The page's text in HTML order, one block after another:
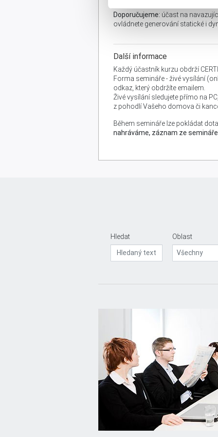
Doporučujeme: účast na
ovládnete generování statické i
Další informace
Každý účastník kurzu obdrží
Forma semináře - živé vysílání
odkaz, který obdržíte emailem.
Živé vysílání sledujete přímo na
z pohodlí Vašeho domova či
Během semináře lze pokládat
nahráváme, záznam ze
Hledat Oblast
Všechny